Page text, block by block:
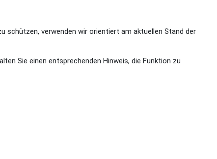
schützen, verwenden wir orientiert am aktuellen Stand der
Sie einen entsprechenden Hinweis, die Funktion zu